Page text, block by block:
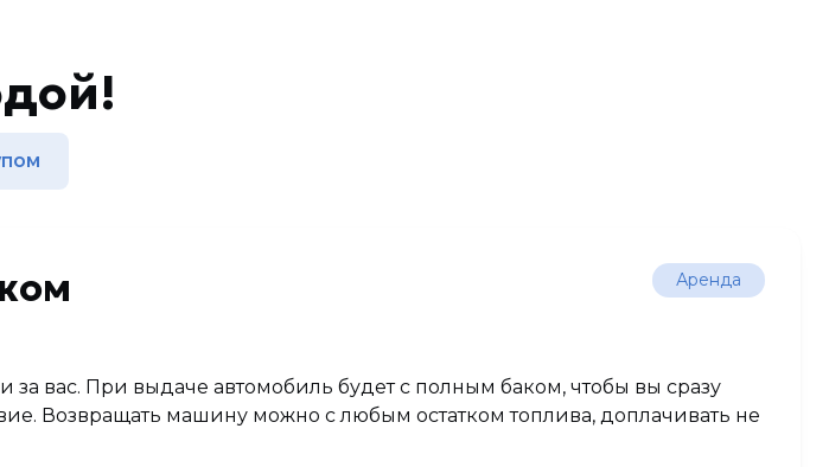
Аренда
за вас. При выдаче автомобиль будет с полным баком, чтобы вы сразу
Возвращать машину можно с любым остатком топлива, доплачивать не